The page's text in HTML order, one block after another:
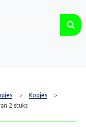
> Kopjes >
2 stuks